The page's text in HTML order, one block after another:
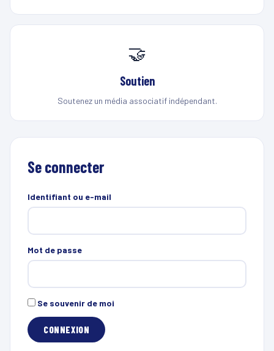
🤝
Soutien
Soutenez un média associatif indépendant.
Se connecter
Identifiant ou e-mail
Mot de passe
Se souvenir de moi